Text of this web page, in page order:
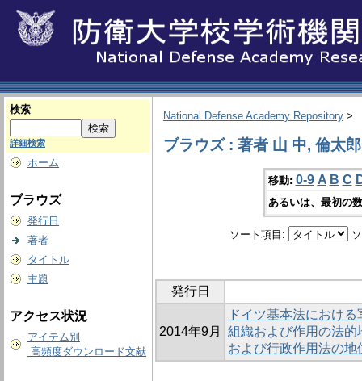
検索
詳細検索
ホーム
ブラウズ
発行日
著者
タイトル
主題
アクセス状況
アイテム別
高頻度ダウンロード文献
National Defense Academy Repository >
ブラウズ : 著者 山 中, 倫太郎
移動: 0-9 A B C
あるいは、最初の
ソート項目:
発行日
2014年9月
ドイツ基本法におけ
組織および作用の法
および行政作用法の